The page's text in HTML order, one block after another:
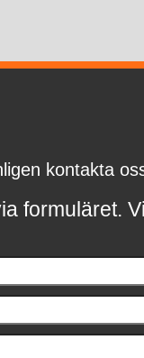
kontakta
formuläret.